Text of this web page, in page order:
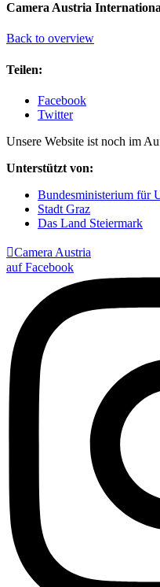
Camera Austria
Back to overview
Teilen:
Facebook
Twitter
Unsere Website ist noch im
Unterstützt von:
Bundesministerium für
Stadt Graz
Das Land Steiermark
Camera Austria
auf Facebook